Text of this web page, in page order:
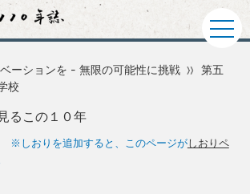
ーションを - 無限の可能性に挑戦
第五
校
るこの１０年
※しおりを追加すると、このページがしおりペ